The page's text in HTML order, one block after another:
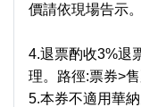
價請
4.退票酌收3%退
理。路徑:票券>
5.本券不適用華